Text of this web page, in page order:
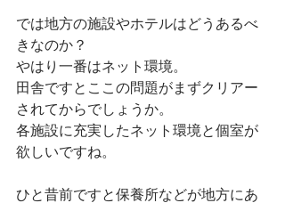
では地方の施設やホテルはどうあるべ
きなのか？
やはり一番はネット環境。
田舎ですとここの問題がまずクリアー
されてからでしょうか。
各施設に充実したネット環境と個室が
欲しいですね。
ひと昔前ですと保養所などが地方にあ